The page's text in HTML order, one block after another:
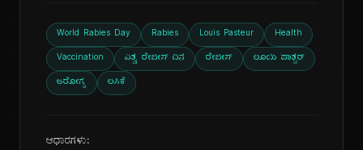
World Rabies Day Rabies Louis Pasteur Health
Vaccination ವಿಶ್ವ ರೇಬೀಸ್ ದಿನ ರೇಬೀಸ್ ಲೂಯಿ ಪಾಶ್ಚರ್
ಆರೋಗ್ಯ ಲಸಿಕೆ
ಆಧಾರಗಳು: